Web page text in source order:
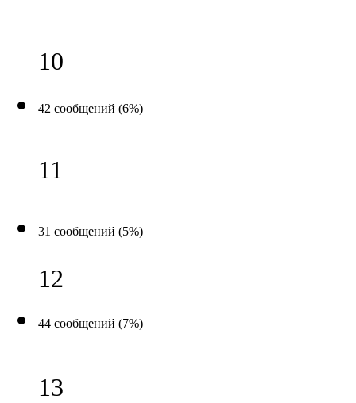
10
42 сообщений (6%)
11
31 сообщений (5%)
12
44 сообщений (7%)
13